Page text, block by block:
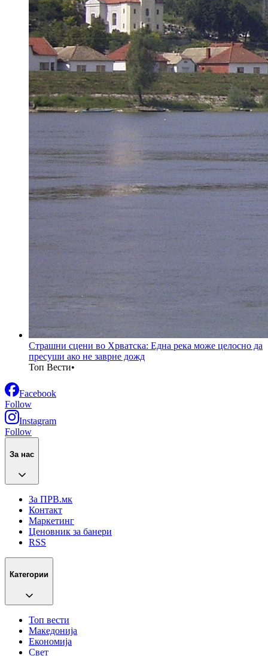
Страшни сцени во Хрватска: Една река може целосно да
пресуши ако не заврне дожд
Топ Вести•
Facebook
Follow
Instagram
Follow
За нас
За ПРВ.мк
Контакт
Маркетинг
Ценовник за банери
RSS
Категории
Топ вести
Македонија
Економија
Свет